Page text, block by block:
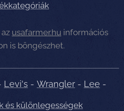
usafarmer.hu információs
is böngészhet.
Levi's - Wrangler - Lee -
és különlegességek